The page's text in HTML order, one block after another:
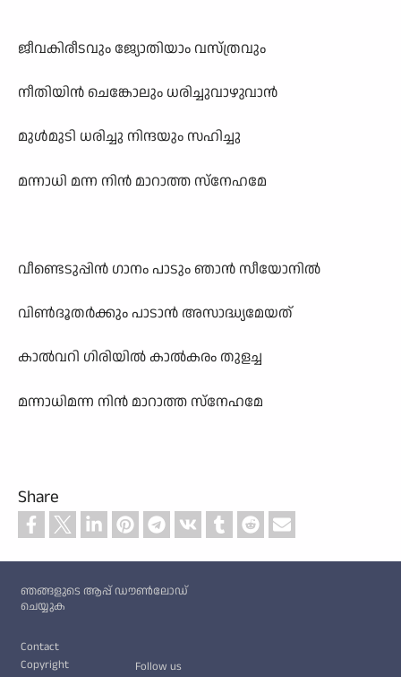
ജീവകിരീടവും ജ്യോതിയാം വസ്ത്രവും
നീതിയിൻ ചെങ്കോലും ധരിച്ചുവാഴുവാൻ
മുൾമുടി ധരിച്ചു നിന്ദയും സഹിച്ചു
മന്നാധി മന്ന നിൻ മാറാത്ത സ്നേഹമേ
വീണ്ടെടുപ്പിൻ ഗാനം പാടും ഞാൻ സീയോനിൽ
വിൺദൂതർക്കും പാടാൻ അസാദ്ധ്യമേയത്
കാൽവറി ഗിരിയിൽ കാൽകരം തുളച്ച
മന്നാധിമന്ന നിൻ മാറാത്ത സ്നേഹമേ
Share
ഞങ്ങളുടെ ആപ്പ് ഡൗൺലോഡ്
ചെയ്യുക
Footer
Contact
Copyright
Follow us